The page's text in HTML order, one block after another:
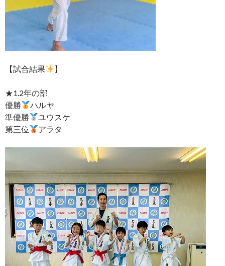
【試合結果 】
★1.2年の部
優勝
ハルヤ
準優勝
ユウスケ
第三位
アラタ